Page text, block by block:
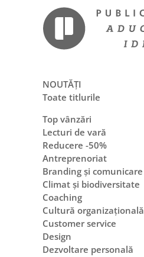
NOUTĂȚI
Toate titlurile
Top vânzări
Lecturi de vară
Reducere -50%
Antreprenoriat
Branding și comunicare
Climat și biodiversitate
Coaching
Cultură organizațională
Customer service
Design
Dezvoltare personală